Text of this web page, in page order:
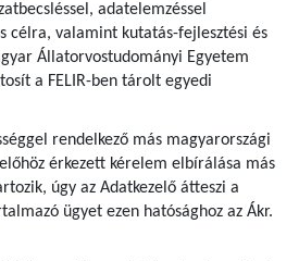
adatelemzéssel
célra, valamint kutatás-fejlesztési és
Állatorvostudományi Egyetem
a FELIR-ben tárolt egyedi
rendelkező más magyarországi
érkezett kérelem elbírálása más
úgy az Adatkezelő átteszi a
ügyet ezen hatósághoz az Ákr.